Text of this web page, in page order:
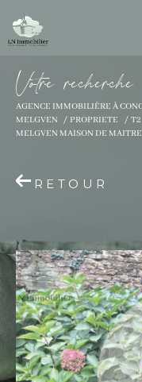
Votre recherche
AGENCE IMMOBILIÈRE À
MELGVEN
PROPRIETE
T2
MELGVEN MAISON DE
RETOUR
Effectuer
Vente
Type de bien
Type de bien
Ville